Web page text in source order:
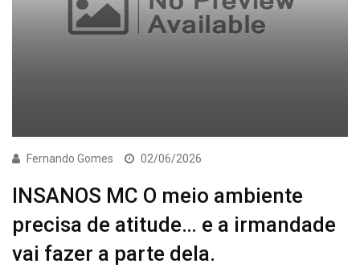
Fernando Gomes 02/06/2026
INSANOS MC O meio ambiente
precisa de atitude… e a irmandade
vai fazer a parte dela.